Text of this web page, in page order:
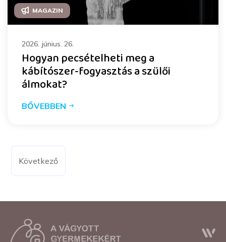
MAGAZIN
2026. június. 26.
Hogyan pecsételheti meg a
kábítószer-fogyasztás a szülői
álmokat?
BŐVEBBEN
Következő